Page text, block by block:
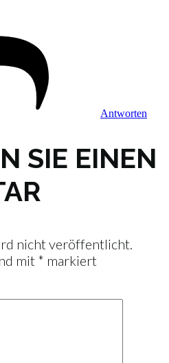
Antworten
SIE EINEN
nicht veröffentlicht.
mit * markiert